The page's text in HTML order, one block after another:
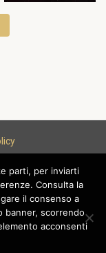
parti, per inviarti
Consulta la
il consenso a
banner, scorrendo
acconsenti